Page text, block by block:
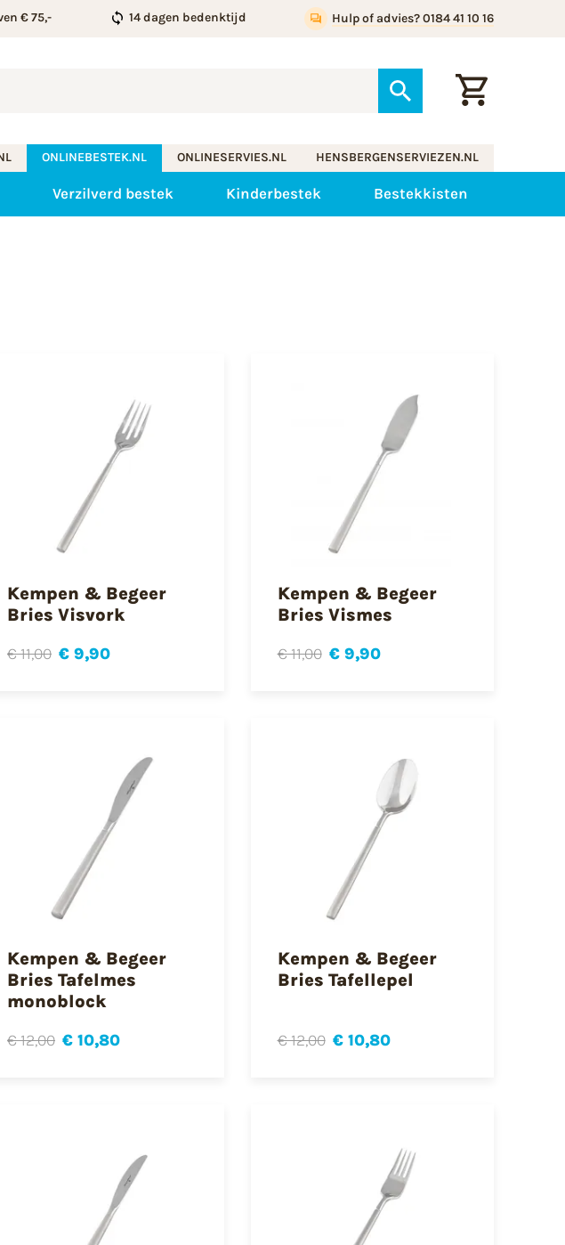
€ 75,- 14 dagen bedenktijd Hulp of advies? 0184 41 10 16
ONLINEBESTEK.NL ONLINESERVIES.NL HENSBERGENSERVIEZEN.NL
Verzilverd bestek Kinderbestek Bestekkisten
Kempen & Begeer
Bries Visvork
€ 11,00 € 9,90
Kempen & Begeer
Bries Vismes
€ 11,00 € 9,90
Kempen & Begeer
Bries Tafelmes
monoblock
€ 12,00 € 10,80
Kempen & Begeer
Bries Tafellepel
€ 12,00 € 10,80